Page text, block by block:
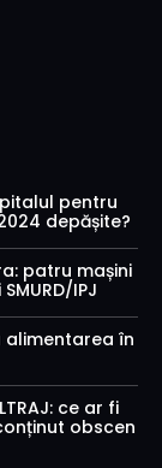
pentru
depășite?
patru mașini
IPJ
alimentarea în
ce ar fi
obscen